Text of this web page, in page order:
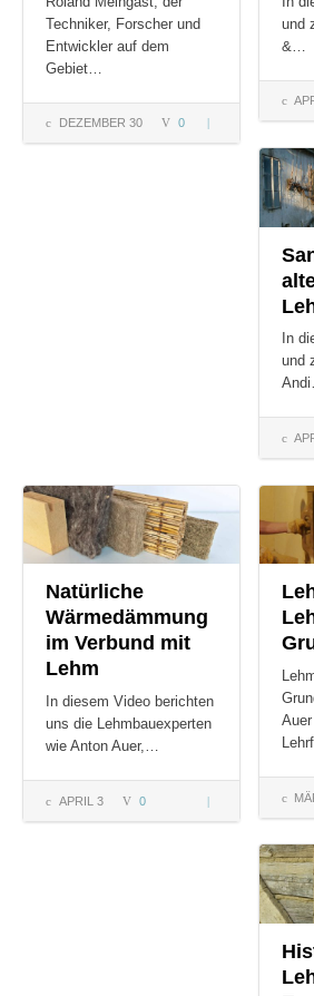
Techniker, Forscher und
Entwickler auf dem
Gebiet…
DEZEMBER 30 0
Innovatives
Lehm
Passiv Haus
und
&…
In
und
Natürliche
Wärmedämmung
im Verbund mit
Lehm
In diesem Video berichten
uns die Lehmbauexperten
wie Anton Auer,…
APRIL 3 0
Wärmedämmung
im Verbund mit